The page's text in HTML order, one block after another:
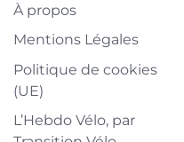
À propos
Mentions Légales
Politique de cookies
(UE)
L’Hebdo Vélo, par